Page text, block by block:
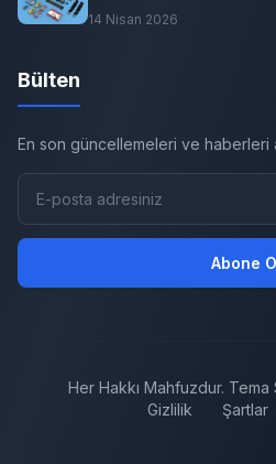
14 Nisan 2026
Bülten
En son güncellemeleri ve haberleri
Abone
Her Hakkı Mahfuzdur. Tema
Gizlilik
Şartlar